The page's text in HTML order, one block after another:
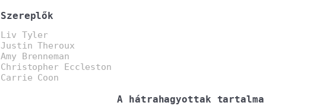
Szereplők
Liv Tyler
Justin Theroux
Amy Brenneman
Christopher Eccleston
Carrie Coon
A hátrahagyottak tartalma